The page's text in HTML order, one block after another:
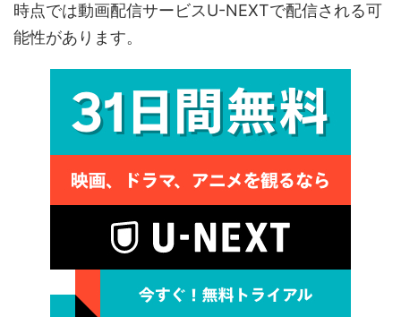
時点では動画配信サービスU-NEXTで配信される可
能性があります。